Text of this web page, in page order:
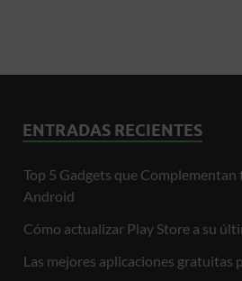
ENTRADAS RECIENTES
Top 5 Gadgets que Complementan
Android
Cómo actualizar Play Store a su
Las mejores aplicaciones gratuitas